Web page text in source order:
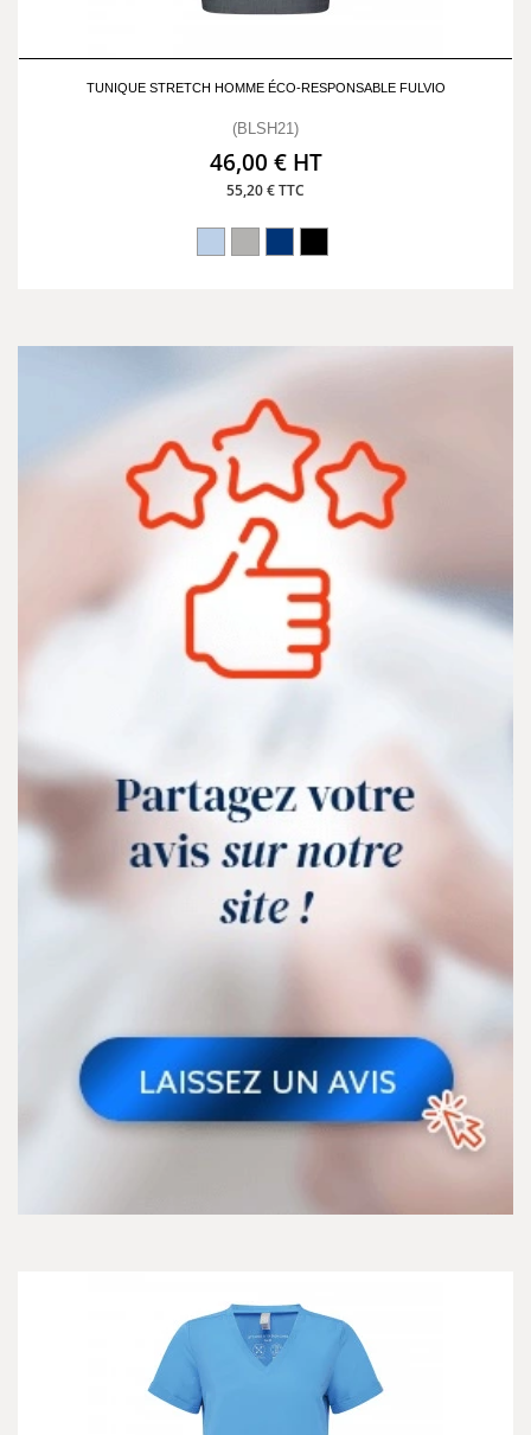
TUNIQUE STRETCH HOMME ÉCO-RESPONSABLE FULVIO
(BLSH21)
46,00 € HT
55,20 € TTC